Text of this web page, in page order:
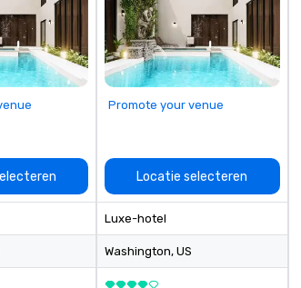
Promote your venue
Locatie selecteren
Luxe-hotel
Washington, US